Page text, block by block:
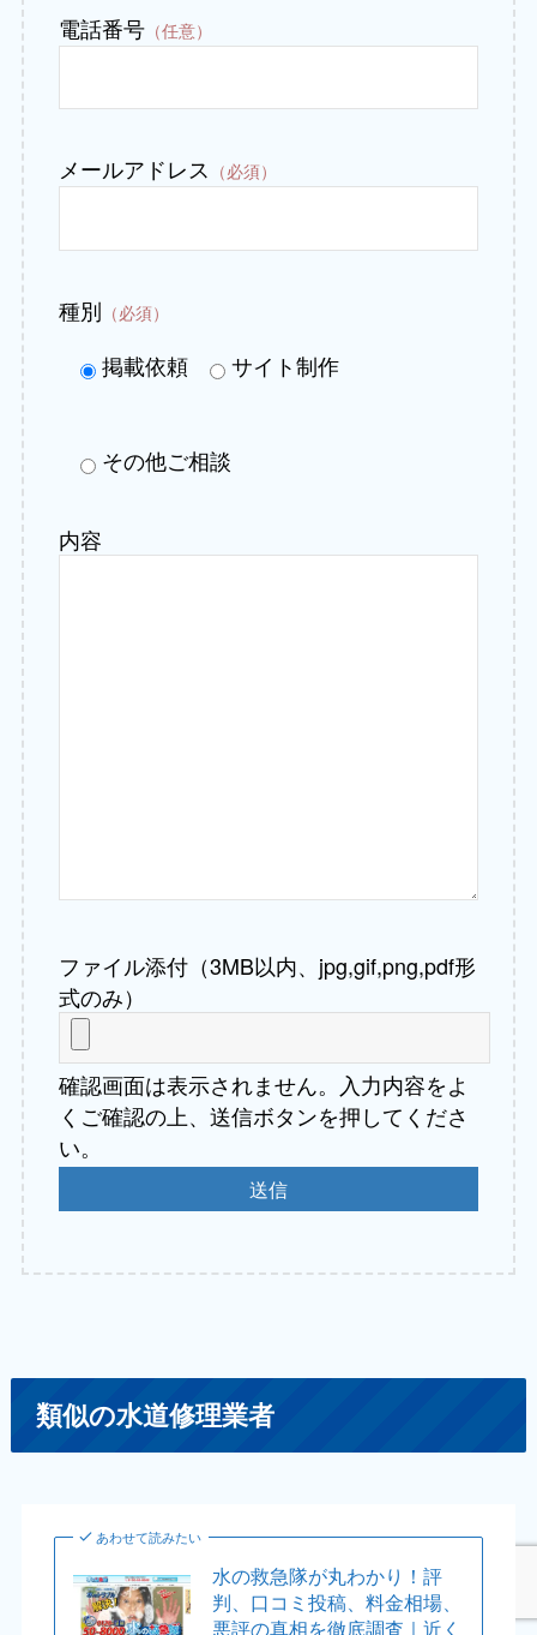
電話番号（任意）
メールアドレス （必須）
種別 （必須）
掲載依頼 サイト制作
その他ご相談
内容
ファイル添付（3MB以内、jpg,gif,png,pdf形
式のみ）
確認画面は表示されません。入力内容をよ
くご確認の上、送信ボタンを押してくださ
い。
類似の水道修理業者
あわせて読みたい
水の救急隊が丸わかり！評
判、口コミ投稿、料金相場、
悪評の真相を徹底調査｜近く